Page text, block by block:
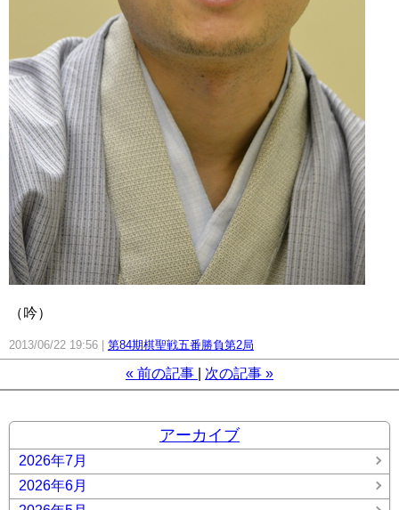
（吟）
2013/06/22 19:56 第84期棋聖戦五番勝負第2局
« 前の記事 次の記事 »
アーカイブ
2026年7月
2026年6月